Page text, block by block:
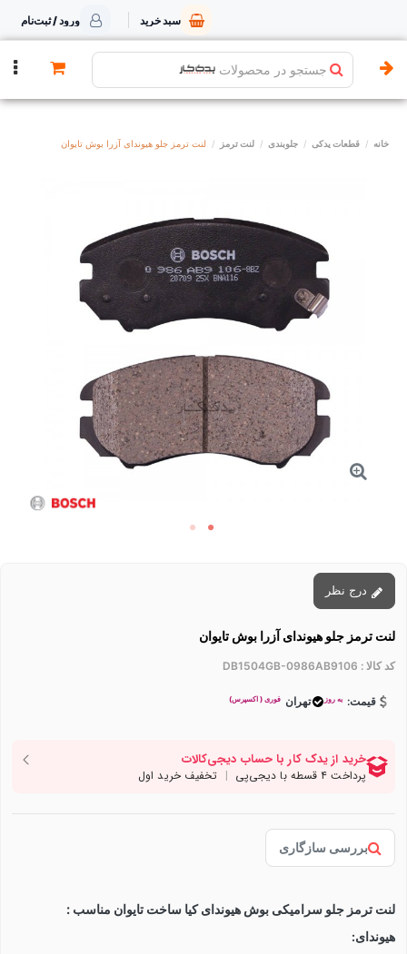
سبد خرید ورود / ثبت‌نام
جستجو در محصولات
خانه قطعات یدکی جلوبندی لنت ترمز لنت ترمز جلو هیوندای آزرا بوش تایوان
لنت ترمز جلو هیوندای آزرا بوش تایوان
کد کالا : DB1504GB-0986AB9106
قیمت: به روز تهران فوری ( اکسپرس)
بررسی سازگاری
لنت ترمز جلو سرامیکی بوش هیوندای کیا ساخت تایوان مناسب :
هیوندای: